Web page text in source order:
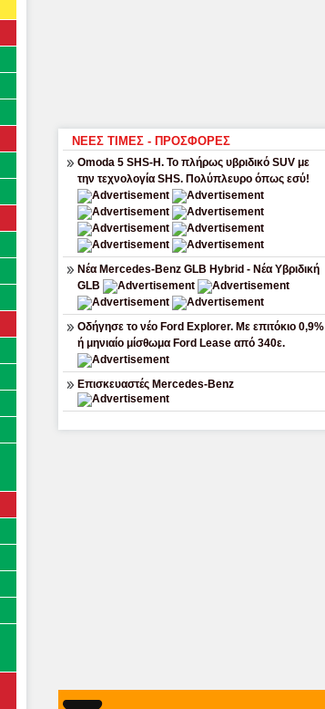
ΝΕΕΣ ΤΙΜΕΣ - ΠΡΟΣΦΟΡΕΣ
Omoda 5 SHS-H. Το πλήρως υβριδικό SUV με
την τεχνολογία SHS. Πολύπλευρο όπως εσύ!
Νέα Mercedes-Benz GLB Hybrid - Νέα Υβριδική
GLB
Οδήγησε το νέο Ford Explorer. Με επιτόκιο 0,9%
ή μηνιαίο μίσθωμα Ford Lease από 340ε.
Επισκευαστές Mercedes-Benz